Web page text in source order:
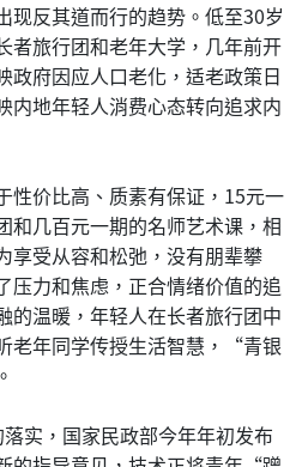
反其道而行的趋势。低至30岁
者旅行团和老年大学，几年前开
政府因应人口老化，适老政策日
内地年轻人消费心态转向追求内
价比高、质素有保证，15元一
和几百元一期的名师艺术课，相
享受从容和松弛，没有朋辈攀
压力和焦虑，正合情绪价值的追
的温暖，年轻人在长者旅行团中
年同学传授生活智慧，“青银
实，国家民政部今年年初发布